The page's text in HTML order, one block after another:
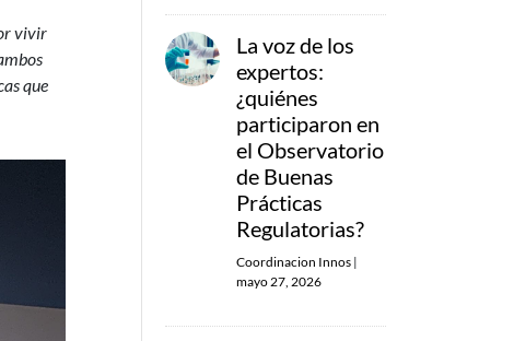
vivir
que
La voz de los
expertos:
¿quiénes
participaron en
el Observatorio
de Buenas
Prácticas
Regulatorias?
Coordinacion Innos |
mayo 27, 2026